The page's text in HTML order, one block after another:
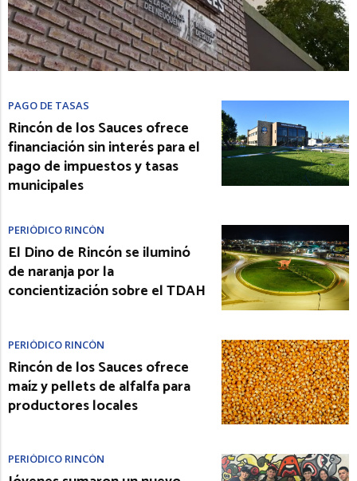
PAGO DE TASAS
Rincón de los Sauces ofrece
financiación sin interés para el
pago de impuestos y tasas
municipales
PERIÓDICO RINCÓN
El Dino de Rincón se iluminó
de naranja por la
concientización sobre el TDAH
PERIÓDICO RINCÓN
Rincón de los Sauces ofrece
maíz y pellets de alfalfa para
productores locales
PERIÓDICO RINCÓN